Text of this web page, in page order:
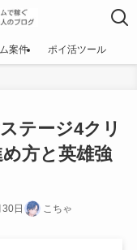
案件 ポイ活ツール
テージ4クリ
方と英雄強
日 こちゃ